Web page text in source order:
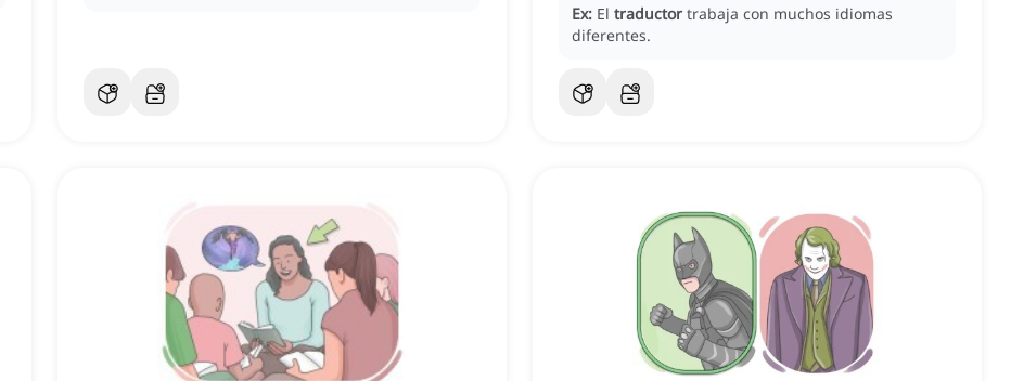
Ex: El traductor trabaja con muchos idiomas
diferentes.